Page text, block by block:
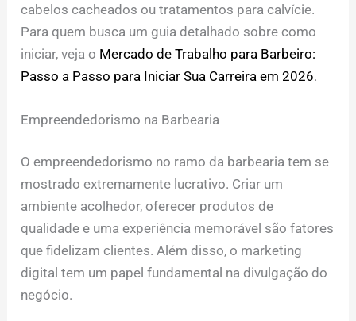
cabelos cacheados ou tratamentos para calvície.
Para quem busca um guia detalhado sobre como
iniciar, veja o Mercado de Trabalho para Barbeiro:
Passo a Passo para Iniciar Sua Carreira em 2026.
Empreendedorismo na Barbearia
O empreendedorismo no ramo da barbearia tem se
mostrado extremamente lucrativo. Criar um
ambiente acolhedor, oferecer produtos de
qualidade e uma experiência memorável são fatores
que fidelizam clientes. Além disso, o marketing
digital tem um papel fundamental na divulgação do
negócio.